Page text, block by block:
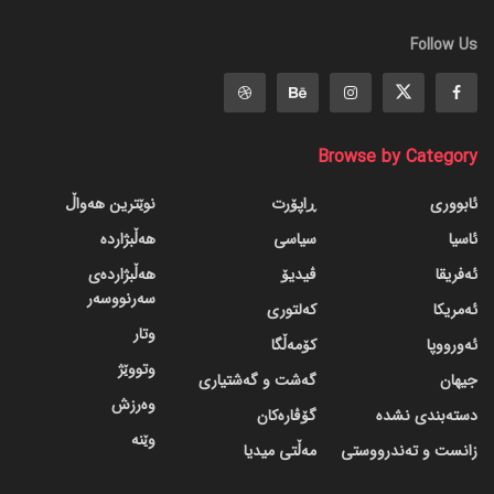
Follow Us
Browse by Category
ئابووری
ئاسیا
ئەفریقا
ئەمریکا
ئەورووپا
جیهان
دسته‌بندی نشده
زانست و تەندرووستی
ڕاپۆرت
سیاسی
ڤیدیۆ
کەلتوری
کۆمەڵگا
گه‌شت و گه‌شتیاری
گۆڤاره‌کان
مەڵتی میدیا
نوێترین هەواڵ
هەڵبژاردە
هەڵبژاردەی
سەرنووسەر
وتار
وتووێژ
وەرزش
وێنە